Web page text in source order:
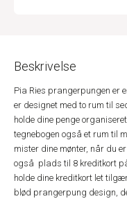
Beskrivelse
Pia Ries prangerpungen er
er designet med to rum til
holde dine penge
tegnebogen også et rum til
mister dine mønter, når du
også plads til 8 kreditkort
holde dine kreditkort let
blød prangerpung design,